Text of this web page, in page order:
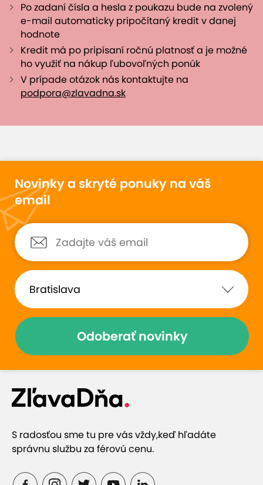
Po zadaní čísla a hesla z poukazu bude na zvolený
e-mail automaticky pripočítaný kredit v danej
hodnote
Kredit má po pripísaní ročnú platnosť a je možné
ho využiť na nákup ľubovoľných ponúk
V prípade otázok nás kontaktujte na
podpora@zlavadna.sk
Novinky a skryté ponuky na váš
email
Odoberať novinky
S radosťou sme tu pre vás vždy,keď hľadáte
správnu službu za férovú cenu.